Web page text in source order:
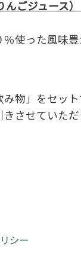
んごジュース
使った風味豊
物」をセッ
きさせていただ
シー